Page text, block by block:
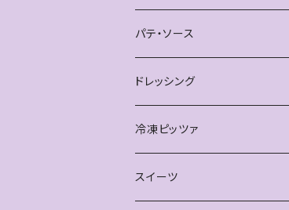
パテ・ソース
ドレッシング
冷凍ピッツァ
スイーツ